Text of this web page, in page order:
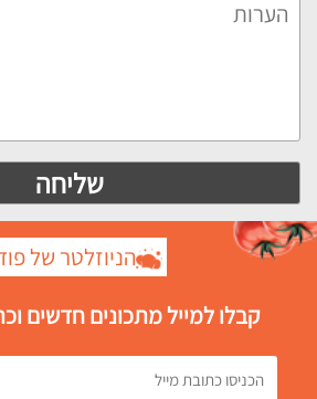
הניוזלטר של
קבלו למייל מתכונים חדשים